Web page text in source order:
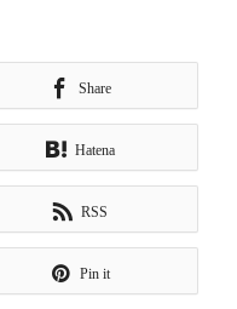
Share
Hatena
RSS
Pin it